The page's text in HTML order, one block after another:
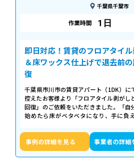
千葉県千葉市
作業時間 1日
即日対応！賃貸のフロアタイ
＆床ワックス仕上げで退去前
復
千葉県市川市の賃貸アパート（1DK）に
控えたお客様より「フロアタイル剥がし
回復」のご依頼をいただきました。「自
始めたら床がベタベタになり、手に負
事例の詳細を見る 事業者の詳細